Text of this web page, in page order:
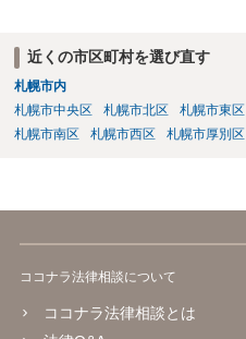
近くの市区町村を選び直す
札幌市内
札幌市中央区
札幌市北区 札幌市東区
札幌市南区
札幌市西区 札幌市厚別区
ココナラ法律相談について
ココナラ法律相談とは